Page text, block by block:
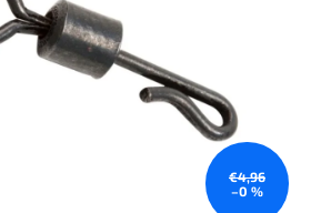
€4,96
–0 %